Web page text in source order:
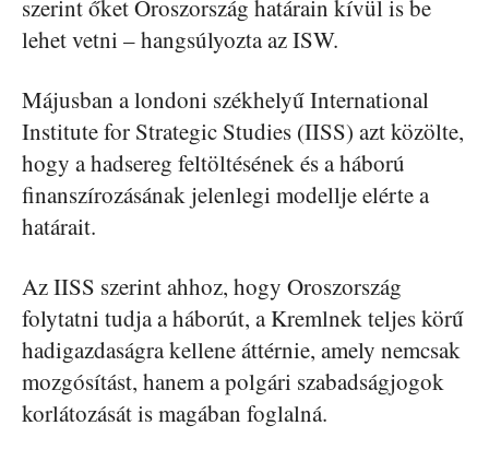
szerint őket Oroszország határain kívül is be
lehet vetni – hangsúlyozta az ISW.
Májusban a londoni székhelyű International
Institute for Strategic Studies (IISS) azt közölte,
hogy a hadsereg feltöltésének és a háború
finanszírozásának jelenlegi modellje elérte a
határait.
Az IISS szerint ahhoz, hogy Oroszország
folytatni tudja a háborút, a Kremlnek teljes körű
hadigazdaságra kellene áttérnie, amely nemcsak
mozgósítást, hanem a polgári szabadságjogok
korlátozását is magában foglalná.